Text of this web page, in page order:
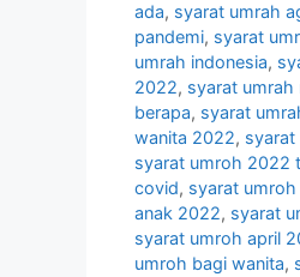
ada, syarat umrah
pandemi, syarat
umrah indonesia,
2022, syarat umrah
berapa, syarat
wanita 2022, syarat
syarat umroh 2022
covid, syarat
anak 2022, syarat
syarat umroh april
umroh bagi wanita,